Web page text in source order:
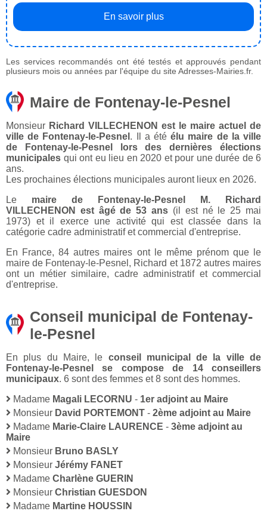
En savoir plus
Les services recommandés ont été testés et approuvés pendant
plusieurs mois ou années par l'équipe du site Adresses-Mairies.fr.
Maire de Fontenay-le-Pesnel
Monsieur Richard VILLECHENON est le maire actuel de
ville de Fontenay-le-Pesnel . Il a étéélu maire de la ville
de Fontenay-le-Pesnel lors des dernières élections
municipales qui ont eu lieu en 2020 et pour une durée de 6
ans.
Les prochaines élections municipales auront lieux en 2026.
Le maire de Fontenay-le-Pesnel M. Richard
VILLECHENON est âgé de 53 ans (il est né le 25 mai
1973) et il exerce une activité qui est classée dans la
catégorie cadre administratif et commercial d'entreprise.
En France, 84 autres maires ont le même prénom que le
maire de Fontenay-le-Pesnel, Richard et 1872 autres maires
ont un métier similaire, cadre administratif et commercial
d'entreprise.
Conseil municipal de Fontenay-
le-Pesnel
En plus du Maire, le conseil municipal de la ville de
Fontenay-le-Pesnel se compose de 14 conseillers
municipaux. 6 sont des femmes et 8 sont des hommes.
Madame Magali LECORNU - 1er adjoint au Maire
Monsieur David PORTEMONT - 2ème adjoint au Maire
Madame Marie-Claire LAURENCE - 3ème adjoint au
Maire
Monsieur Bruno BASLY
Monsieur Jérémy FANET
Madame Charlène GUERIN
Monsieur Christian GUESDON
Madame Martine HOUSSIN